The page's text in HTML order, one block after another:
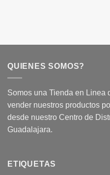
QUIENES SOMOS?
Somos una Tienda en Linea
vender nuestros productos
desde nuestro Centro de
Guadalajara.
ETIQUETAS